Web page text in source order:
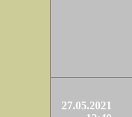
27.05.2021